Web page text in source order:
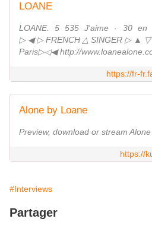
LOANE
LOANE. 5 535 J'aime · 30 en
Paris▷◁◀ http://
https://fr-
Alone by Loane
Preview, download or stream
https://
#Interviews
Partager